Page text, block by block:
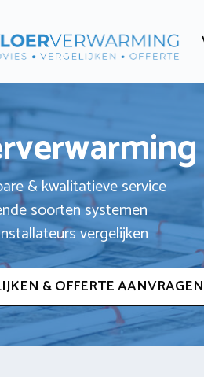
& kwalitatieve service
soorten systemen
vergelijken
& OFFERTE AANVRAGEN